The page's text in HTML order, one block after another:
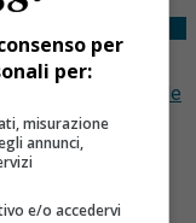
preferita su Google
in stato di
per
per:
misurazione
annunci,
e/o accedervi